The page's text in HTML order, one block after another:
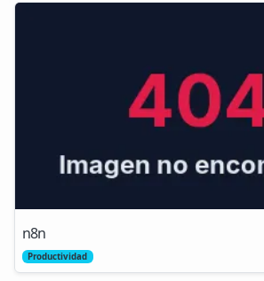
n8n
Productividad